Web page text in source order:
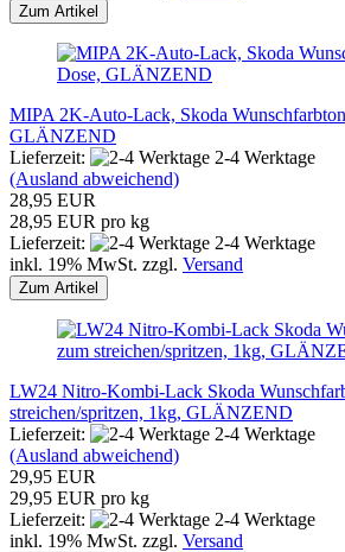
Zum Artikel
MIPA 2K-Auto-Lack, Skoda
GLÄNZEND
Lieferzeit:
2-4 Werktage
(Ausland abweichend)
28,95 EUR
28,95 EUR pro kg
Lieferzeit:
2-4 Werktage
inkl. 19% MwSt. zzgl. Versand
Zum Artikel
LW24 Nitro-Kombi-Lack Skoda
streichen/spritzen, 1kg, GLÄNZEND
Lieferzeit:
2-4 Werktage
(Ausland abweichend)
29,95 EUR
29,95 EUR pro kg
Lieferzeit:
2-4 Werktage
inkl. 19% MwSt. zzgl. Versand